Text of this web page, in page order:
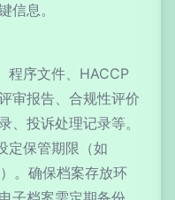
信息。
程序文件、HACCP
审报告、合规性评价
、投诉处理记录等。
定保管期限（如
。确保档案存放环